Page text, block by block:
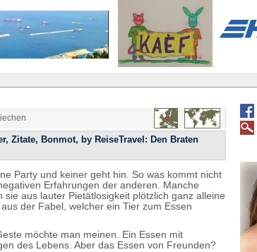
Zitate, Bonmot, by ReiseTravel: Den Braten
Party und keiner geht hin. So was kommt nicht
Erfahrungen der anderen. Manche
aus lauter Pietätlosigkeit plötzlich ganz alleine
der Fabel, welcher ein Tier zum Essen
möchte man meinen. Ein Essen mit
des Lebens. Aber das Essen von Freunden?